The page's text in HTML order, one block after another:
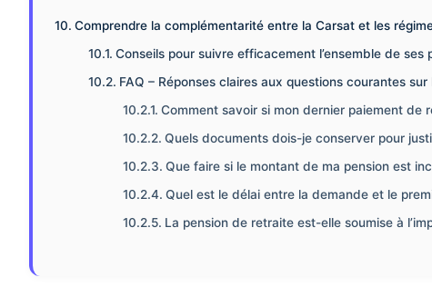
Comprendre la complémentarité entre la Carsat et les
Conseils pour suivre efficacement l’ensemble de ses
FAQ – Réponses claires aux questions courantes
Comment savoir si mon dernier paiement de
Quels documents dois-je conserver pour
Que faire si le montant de ma pension est
Quel est le délai entre la demande et le
La pension de retraite est-elle soumise à